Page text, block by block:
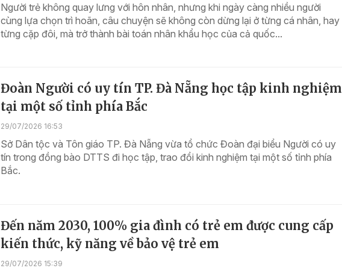
Người trẻ không quay lưng với hôn nhân, nhưng khi ngày càng nhiều người
cùng lựa chọn trì hoãn, câu chuyện sẽ không còn dừng lại ở từng cá nhân, hay
từng cặp đôi, mà trở thành bài toán nhân khẩu học của cả quốc...
Đoàn Người có uy tín TP. Đà Nẵng học tập kinh nghiệm
tại một số tỉnh phía Bắc
29/07/2026 16:53
Sở Dân tộc và Tôn giáo TP. Đà Nẵng vừa tổ chức Đoàn đại biểu Người có uy
tín trong đồng bào DTTS đi học tập, trao đổi kinh nghiệm tại một số tỉnh phía
Bắc.
Đến năm 2030, 100% gia đình có trẻ em được cung cấp
kiến thức, kỹ năng về bảo vệ trẻ em
29/07/2026 15:39